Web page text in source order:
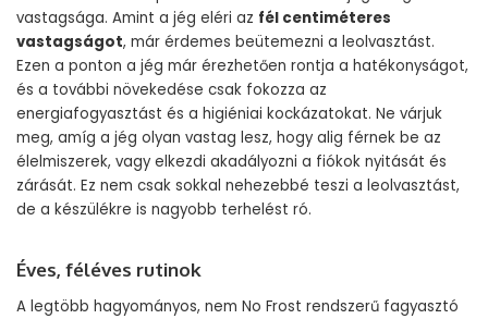
vastagsága. Amint a jég eléri az fél centiméteres
vastagságot, már érdemes beütemezni a leolvasztást.
Ezen a ponton a jég már érezhetően rontja a hatékonyságot,
és a további növekedése csak fokozza az
energiafogyasztást és a higiéniai kockázatokat. Ne várjuk
meg, amíg a jég olyan vastag lesz, hogy alig férnek be az
élelmiszerek, vagy elkezdi akadályozni a fiókok nyitását és
zárását. Ez nem csak sokkal nehezebbé teszi a leolvasztást,
de a készülékre is nagyobb terhelést ró.
Éves, féléves rutinok
A legtöbb hagyományos, nem No Frost rendszerű fagyasztó